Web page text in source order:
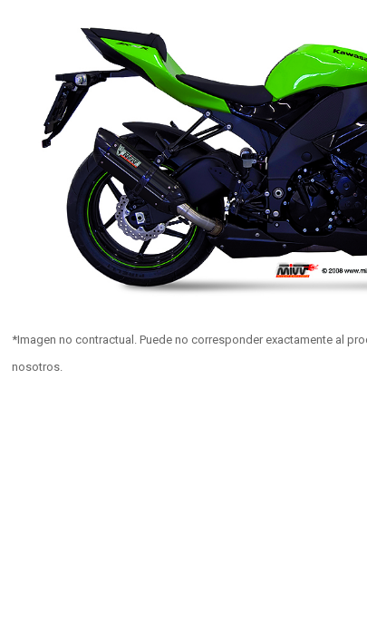
*Imagen no contractual. Puede no corresponder exactamente al
nosotros.